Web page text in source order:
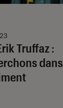
Truffaz :
dans